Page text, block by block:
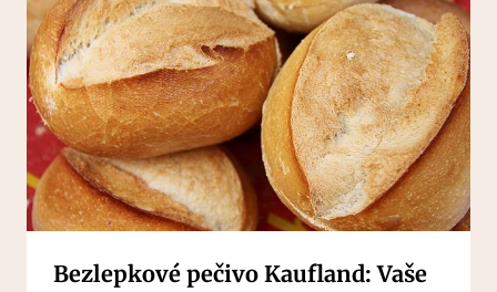
Bezlepkové pečivo Kaufland: Vaše